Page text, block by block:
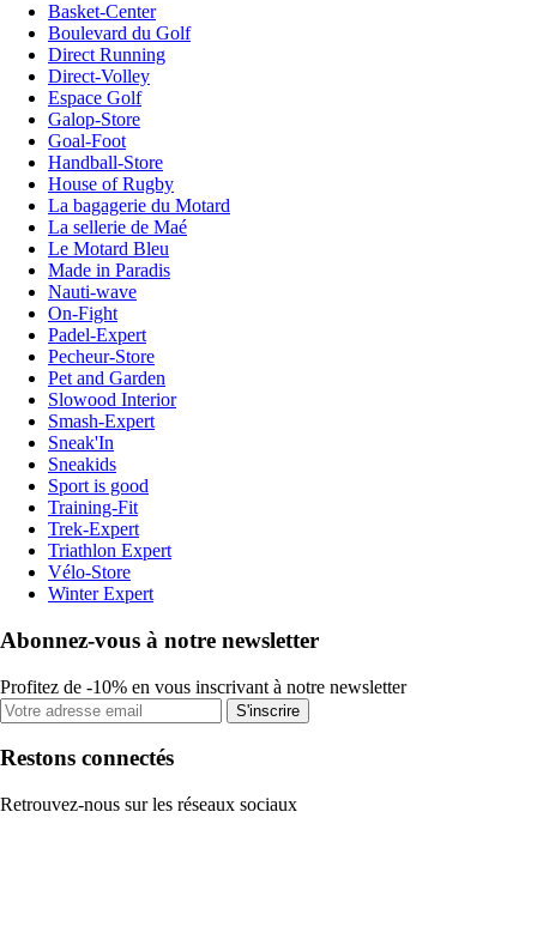
Basket-Center
Boulevard du Golf
Direct Running
Direct-Volley
Espace Golf
Galop-Store
Goal-Foot
Handball-Store
House of Rugby
La bagagerie du Motard
La sellerie de Maé
Le Motard Bleu
Made in Paradis
Nauti-wave
On-Fight
Padel-Expert
Pecheur-Store
Pet and Garden
Slowood Interior
Smash-Expert
Sneak'In
Sneakids
Sport is good
Training-Fit
Trek-Expert
Triathlon Expert
Vélo-Store
Winter Expert
Abonnez-vous à notre newsletter
Profitez de -10% en vous inscrivant à notre newsletter
S'inscrire
Restons connectés
Retrouvez-nous sur les réseaux sociaux